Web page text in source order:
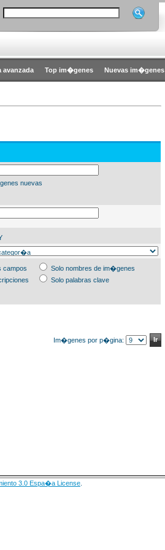
Top im�genes Nuevas im�genes
nuevas
campos
Solo nombres de im�genes
Solo palabras clave
Im�genes por p�gina:
3.0 Espa�a License